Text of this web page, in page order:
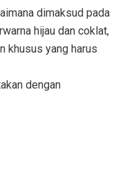
dimaksud pada
hijau dan coklat,
khusus yang harus
dengan